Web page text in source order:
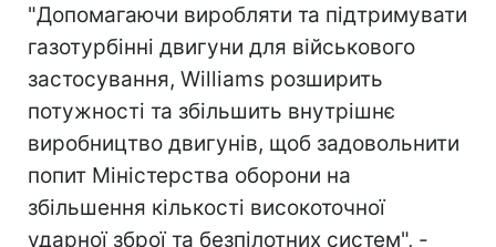
"Допомагаючи виробляти та підтримувати
газотурбінні двигуни для військового
застосування, Williams розширить
потужності та збільшить внутрішнє
виробництво двигунів, щоб задовольнити
попит Міністерства оборони на
збільшення кількості високоточної
ударної зброї та безпілотних систем", -